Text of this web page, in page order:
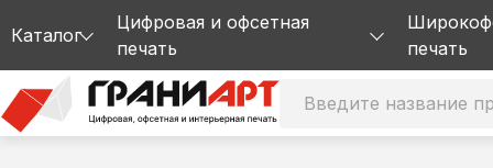
Каталог
Цифровая и офсетная
печать
Визитки
печать